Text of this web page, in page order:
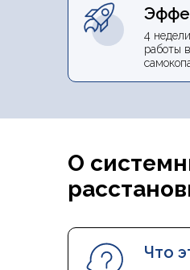
4
работы
О
Что